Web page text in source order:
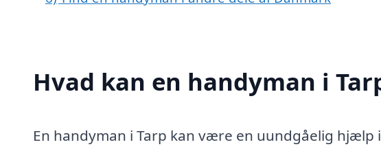
Hvad kan en handyman i
En handyman i Tarp kan være en uundgåelig